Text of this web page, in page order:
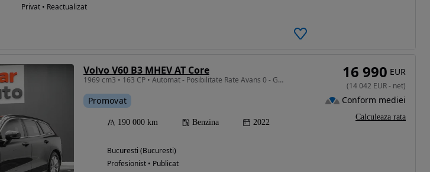
Privat • Reactualizat
Volvo V60 B3 MHEV AT Core
1969 cm3 • 163 CP • Automat - Posibilitate Rate Avans 0 - Garantie 12 Luni - IMPECABILA
Promovat
190 000 km Benzina 2022
Bucuresti (Bucuresti)
Profesionist • Publicat
16 990 EUR
(14 042 EUR- net)
Conform mediei
Calculeaza rata